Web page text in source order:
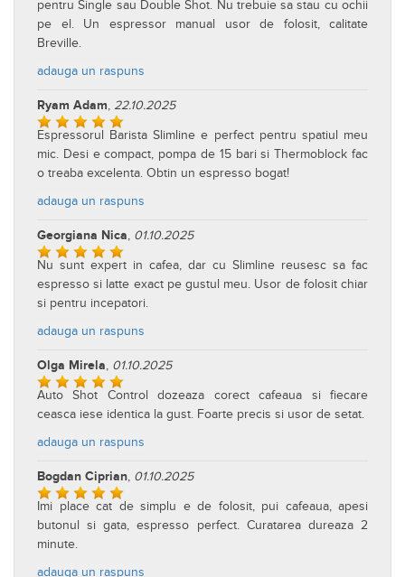
pentru Single sau Double Shot. Nu trebuie sa stau cu ochii
pe el. Un espressor manual usor de folosit, calitate
Breville.
adauga un raspuns
Ryam Adam, 22.10.2025
Espressorul Barista Slimline e perfect pentru spatiul meu
mic. Desi e compact, pompa de 15 bari si Thermoblock fac
o treaba excelenta. Obtin un espresso bogat!
adauga un raspuns
Georgiana Nica, 01.10.2025
Nu sunt expert in cafea, dar cu Slimline reusesc sa fac
espresso si latte exact pe gustul meu. Usor de folosit chiar
si pentru incepatori.
adauga un raspuns
Olga Mirela, 01.10.2025
Auto Shot Control dozeaza corect cafeaua si fiecare
ceasca iese identica la gust. Foarte precis si usor de setat.
adauga un raspuns
Bogdan Ciprian, 01.10.2025
Imi place cat de simplu e de folosit, pui cafeaua, apesi
butonul si gata, espresso perfect. Curatarea dureaza 2
minute.
adauga un raspuns